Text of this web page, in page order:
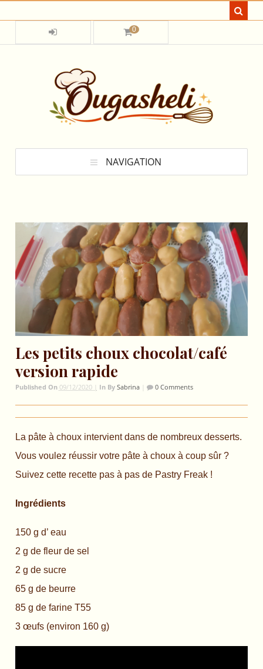
0
NAVIGATION
Les petits choux chocolat/café
version rapide
Published On 09/12/2020 | In By Sabrina| 0 Comments
La pâte à choux intervient dans de nombreux desserts.
Vous voulez réussir votre pâte à choux à coup sûr ?
Suivez cette recette pas à pas de Pastry Freak !
Ingrédients
150 g d’ eau
2 g de fleur de sel
2 g de sucre
65 g de beurre
85 g de farine T55
3 œufs (environ 160 g)